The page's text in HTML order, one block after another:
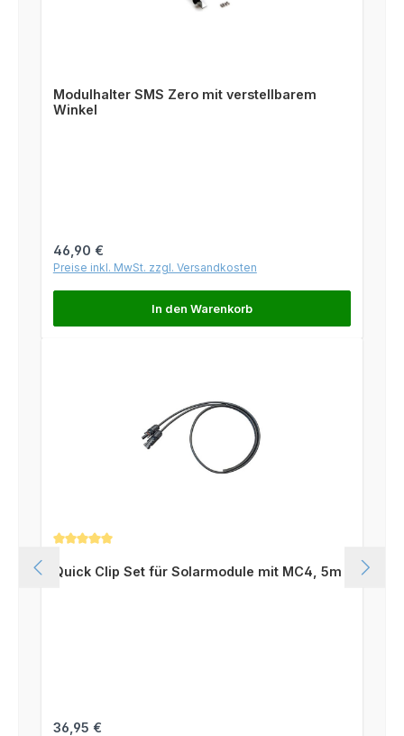
Modulhalter SMS Zero mit verstellbarem
Winkel
Regulärer Preis:
46,90 €
Preise inkl. MwSt. zzgl. Versandkosten
In den Warenkorb
Quick Clip Set für Solarmodule mit MC4, 5m
Regulärer Preis:
36,95 €